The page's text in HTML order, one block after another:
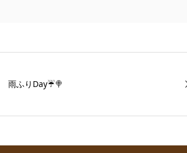
雨ふりDay☔🍭